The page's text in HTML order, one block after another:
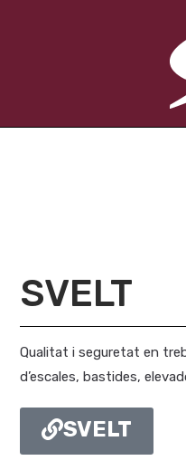
SVELT
Qualitat i seguretat en
d’escales, bastides,
SVELT